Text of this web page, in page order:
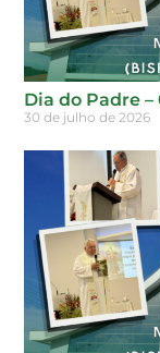
Dia do Padre
30 de julho de 2026